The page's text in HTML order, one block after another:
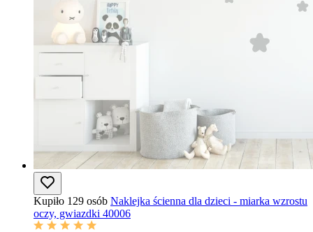
Kupiło 129 osób Naklejka ścienna dla dzieci - miarka wzrostu
oczy, gwiazdki 40006